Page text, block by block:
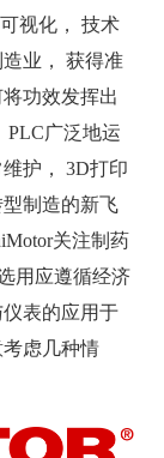
视化， 技术
业， 获得准
功效发挥出
PLC广泛地运
护， 3D打印
制造的新飞
关注制药
用应遵循经济
表的应用于
虑几种情